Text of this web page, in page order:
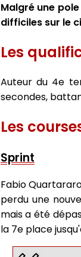
Malgré une
difficiles sur le
Les
Auteur du 4e
secondes,
Les
Sprint
Fabio
perdu une
mais a été
la 7e place